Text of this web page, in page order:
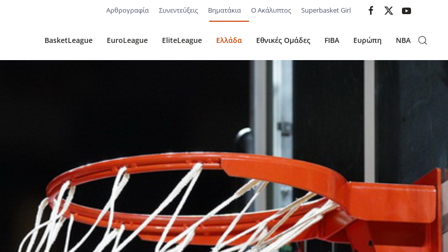
Αρθρογραφία Συνεντεύξεις Βηματάκια Ο Ακάλυπτος Superbasket Girl
BasketLeague EuroLeague EliteLeague Ελλάδα Εθνικές Ομάδες FIBA Ευρώπη NBA